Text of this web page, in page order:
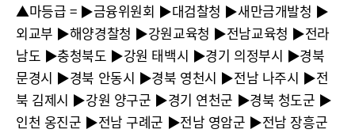
▲마등급 = ▶︎금융위원회 ▶︎대검찰청 ▶︎새만금개발청 ▶︎
외교부 ▶︎해양경찰청 ▶︎강원교육청 ▶︎전남교육청 ▶︎전라
남도 ▶︎충청북도 ▶︎강원 태백시 ▶︎경기 의정부시 ▶︎경북
문경시 ▶︎경북 안동시 ▶︎경북 영천시 ▶︎전남 나주시 ▶︎전
북 김제시 ▶︎강원 양구군 ▶︎경기 연천군 ▶︎경북 청도군 ▶︎
인천 옹진군 ▶︎전남 구례군 ▶︎전남 영암군 ▶︎전남 장흥군